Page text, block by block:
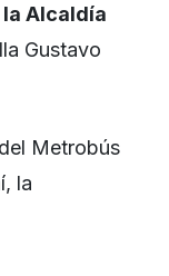
la Alcaldía
Gustavo
Metrobús
la